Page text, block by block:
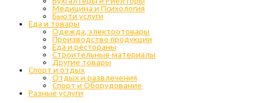
Медицина и Психология
Бьюти услуги
Еда и товары
Одежда, электротовары
Производство продукции
Еда и рестораны
Строительные материалы
Другие товары
Спорт и отдых
Отдых и развлечения
Спорт и Оборудование
Разные услуги